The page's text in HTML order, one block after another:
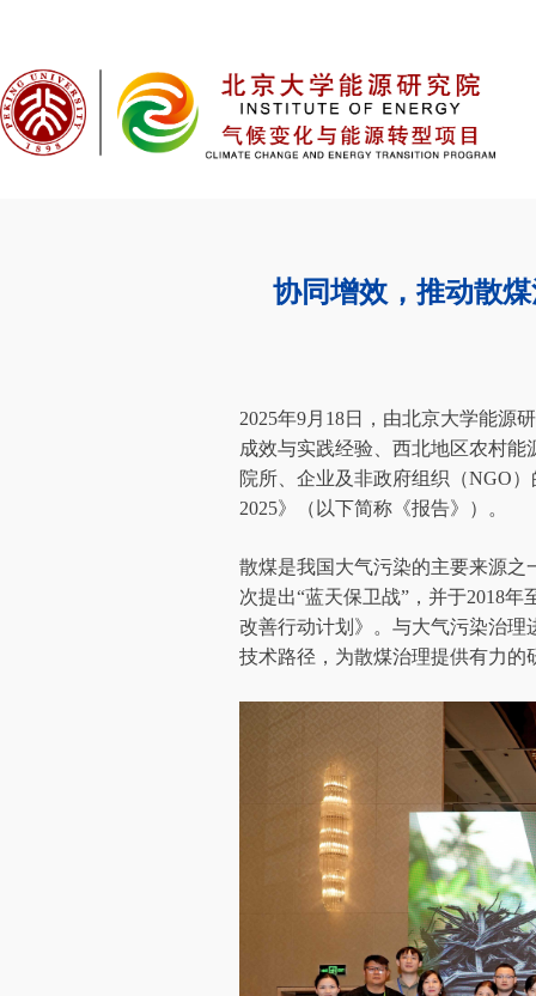
协同增效，推动散
2025年9月18日，由北京大学能源
成效与实践经验、西北地区农村
院所、企业及非政府组织（NGO
2025》（以下简称《报告》）。
散煤是我国大气污染的主要来源之
次提出“蓝天保卫战”，并于2018
改善行动计划》。与大气污染治理
技术路径，为散煤治理提供有力的